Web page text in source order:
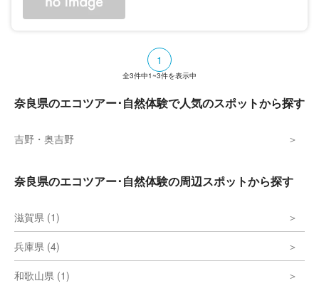
1
全3件中1~3件を表示中
奈良県のエコツアー･自然体験で人気のスポットから探す
吉野・奥吉野
奈良県のエコツアー･自然体験の周辺スポットから探す
滋賀県 (1)
兵庫県 (4)
和歌山県 (1)